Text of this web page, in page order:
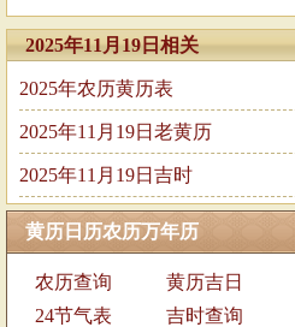
2025年11月19日相关
2025年农历黄历表
2025年11月19日老黄历
2025年11月19日吉时
黄历日历农历万年历
农历查询 黄历吉日
24节气表
吉时查询